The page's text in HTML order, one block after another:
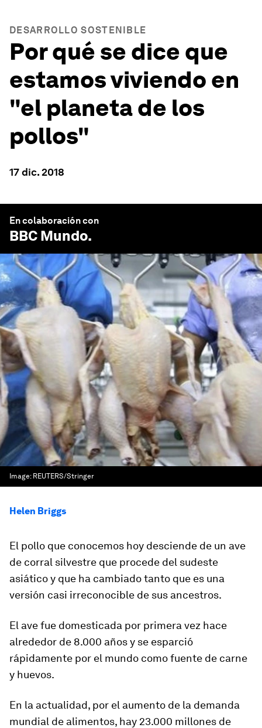
DESARROLLO SOSTENIBLE
Por qué se dice que
estamos viviendo en
"el planeta de los
pollos"
17 dic. 2018
En colaboración con
BBC Mundo.
Image: REUTERS/Stringer
Helen Briggs
El pollo que conocemos hoy desciende de un ave
de corral silvestre que procede del sudeste
asiático y que ha cambiado tanto que es una
versión casi irreconocible de sus ancestros.
El ave fue domesticada por primera vez hace
alrededor de 8.000 años y se esparció
rápidamente por el mundo como fuente de carne
y huevos.
En la actualidad, por el aumento de la demanda
mundial de alimentos, hay 23.000 millones de